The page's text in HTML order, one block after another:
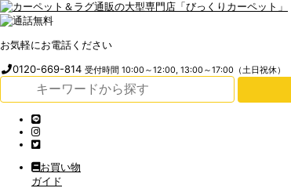
お気軽にお電話ください
0120-669-814受付時間 10:00～12:00, 13:00～17:00（土日祝休）
お買い物
ガイド